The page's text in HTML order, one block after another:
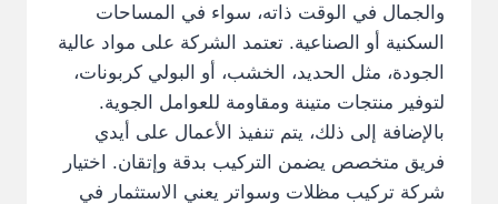
والجمال في الوقت ذاته، سواء في المساحات
السكنية أو الصناعية. تعتمد الشركة على مواد عالية
الجودة، مثل الحديد، الخشب، أو البولي كربونات،
لتوفير منتجات متينة ومقاومة للعوامل الجوية.
بالإضافة إلى ذلك، يتم تنفيذ الأعمال على أيدي
فريق متخصص يضمن التركيب بدقة وإتقان. اختيار
شركة تركيب مظلات وسواتر يعني الاستثمار في